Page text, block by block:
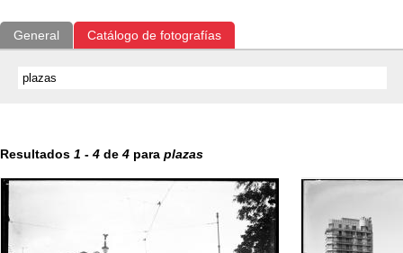
General Catálogo de fotografías
Resultados 1 - 4 de 4 para plazas